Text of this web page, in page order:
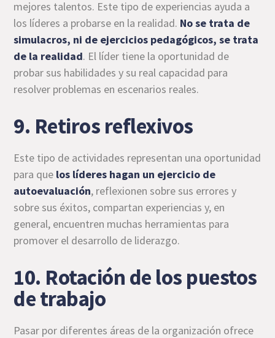
mejores talentos. Este tipo de experiencias ayuda a
los líderes a probarse en la realidad. No se trata de
simulacros, ni de ejercicios pedagógicos, se trata
de la realidad. El líder tiene la oportunidad de
probar sus habilidades y su real capacidad para
resolver problemas en escenarios reales.
9. Retiros reflexivos
Este tipo de actividades representan una oportunidad
para que los líderes hagan un ejercicio de
autoevaluación, reflexionen sobre sus errores y
sobre sus éxitos, compartan experiencias y, en
general, encuentren muchas herramientas para
promover el desarrollo de liderazgo.
10. Rotación de los puestos
de trabajo
Pasar por diferentes áreas de la organización ofrece